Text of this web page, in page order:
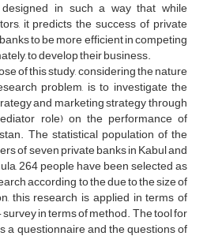
in such a way that while
it predicts the success of private
to be more efficient in competing
to develop their business.
of this study, considering the nature
problem, is to investigate the
and marketing strategy through
role) on the performance of
The statistical population of the
of seven private banks in Kabul and
264 people have been selected as
according to the due to the size of
this research is applied in terms of
in terms of method. The tool for
a questionnaire and the questions of